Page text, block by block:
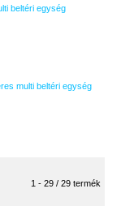
beltéri egység
multi beltéri egység
1 - 29 / 29 termék